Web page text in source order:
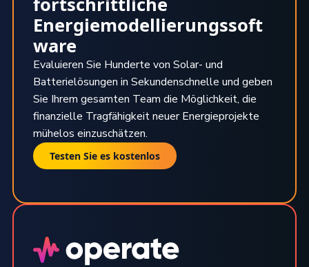
Energiemodellierungssoft
ware
Evaluieren Sie Hunderte von Solar- und
Batterielösungen in Sekundenschnelle und geben
Sie Ihrem gesamten Team die Möglichkeit, die
finanzielle Tragfähigkeit neuer Energieprojekte
mühelos einzuschätzen.
Testen Sie es kostenlos